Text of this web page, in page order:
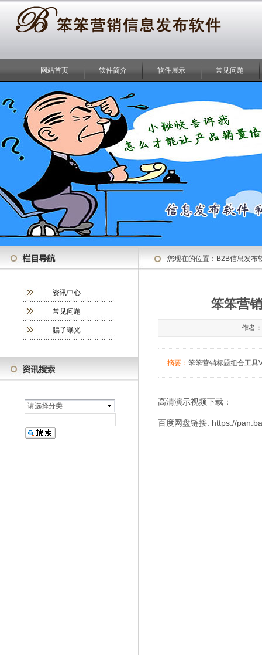
网站首页 软件简介 软件展示 常见问题
资讯中心
常见问题
骗子曝光
请选择分类
您现在的位置： B2B信息发布
笨笨营
作者
摘要： 笨笨营销标题组合工具
高清演示视频下载：
百度网盘链接: https://